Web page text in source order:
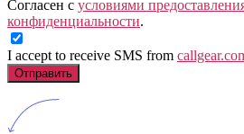
Согласен с условиями
конфиденциальности.
I accept to receive SMS from
Отправить